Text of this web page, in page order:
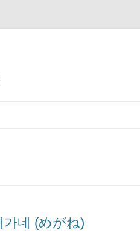
가네 (めがね)